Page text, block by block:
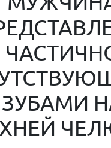
ЗУБАМИ